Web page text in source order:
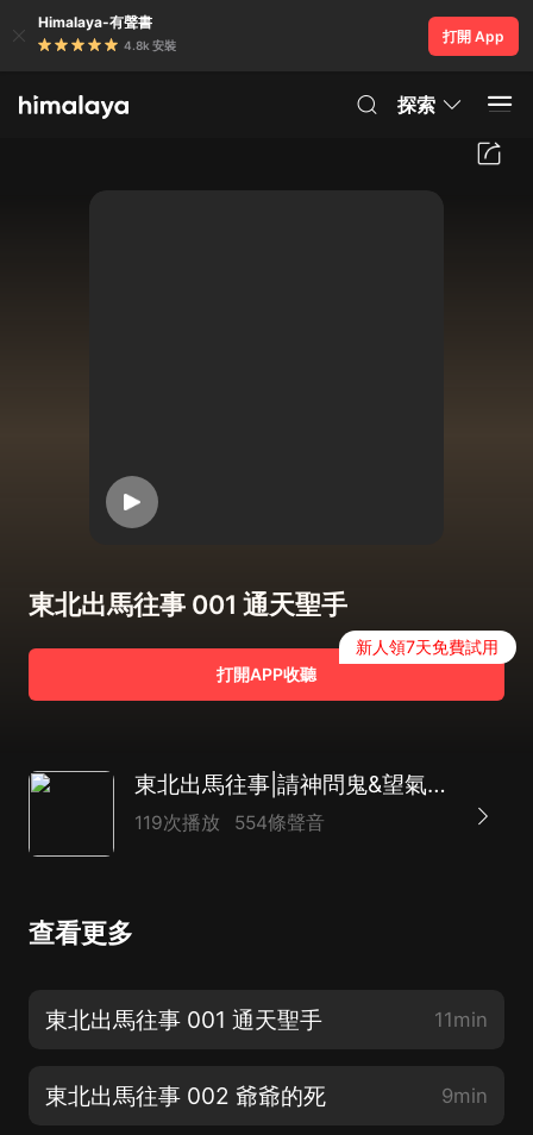
Himalaya-有聲書
4.8k 安裝
打開 App
探索
東北出馬往事 001 通天聖手
打開APP收聽
新人領7天免費試用
東北出馬往事|請神問鬼&望氣秘法|尖兒領銜/監制|VIP精品多人有聲劇
119次播放 554條聲音
查看更多
東北出馬往事 001 通天聖手 11min
東北出馬往事 002 爺爺的死 9min